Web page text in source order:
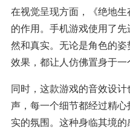
在视觉呈现方面，《绝地
的作用。手机游戏使用了
然和真实。无论是角色的
效果，都让人仿佛置身于一
同时，这款游戏的音效设
声，每一个细节都经过精
实的氛围。这种身临其境